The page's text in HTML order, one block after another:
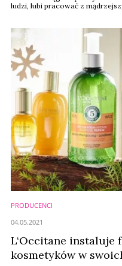
ludzi, lubi pracować z
PRODUCENCI
L‘Occitane instaluje
kosmetyków w
04.05.2021